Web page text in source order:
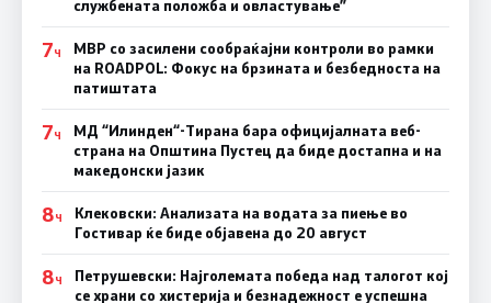
службената положба и овластување”
7Ч
МВР со засилени сообраќајни контроли во рамки
на ROADPOL: Фокус на брзината и безбедноста на
патиштата
7Ч
МД “Илинден“-Тирана бара официјалната веб-
страна на Општина Пустец да биде достапна и на
македонски јазик
8Ч
Клековски: Анализата на водата за пиење во
Гостивар ќе биде објавена до 20 август
8Ч
Петрушевски: Најголемата победа над талогот кој
се храни со хистерија и безнадежност е успешна